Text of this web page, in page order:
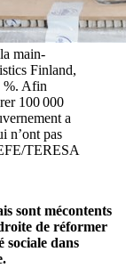
main-
Finland,
%. Afin
100 000
a
n’ont pas
TERESA
sont mécontents
de réformer
sociale dans